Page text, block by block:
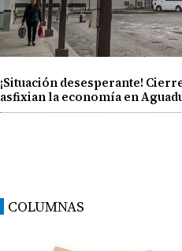
¡Situación desesperante!
asfixian la economía en
COLUMNAS